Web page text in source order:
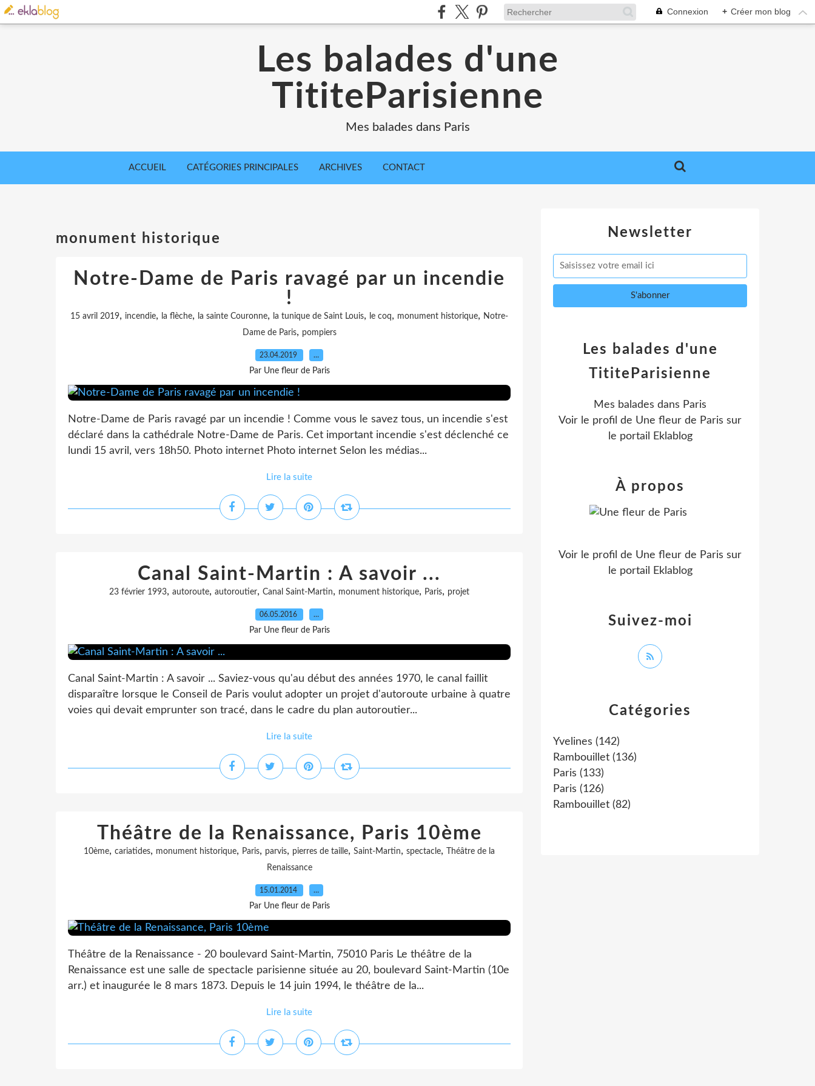
Connexion + Créer mon blog
Les balades d'une
TititeParisienne
Mes balades dans Paris
ACCUEIL CATÉGORIES PRINCIPALES ARCHIVES CONTACT
monument historique
Notre-Dame de Paris ravagé par un incendie
!
15 avril 2019, incendie, la flèche, la sainte Couronne, la tunique de Saint Louis, le coq, monument historique, Notre-
Dame de Paris, pompiers
23.04.2019 …
Par Une fleur de Paris
Notre-Dame de Paris ravagé par un incendie ! Comme vous le savez tous, un incendie s'est
déclaré dans la cathédrale Notre-Dame de Paris. Cet important incendie s'est déclenché ce
lundi 15 avril, vers 18h50. Photo internet Photo internet Selon les médias...
Lire la suite
Canal Saint-Martin : A savoir ...
23 février 1993, autoroute, autoroutier, Canal Saint-Martin, monument historique, Paris, projet
06.05.2016 …
Par Une fleur de Paris
Canal Saint-Martin : A savoir ... Saviez-vous qu'au début des années 1970, le canal faillit
disparaître lorsque le Conseil de Paris voulut adopter un projet d'autoroute urbaine à quatre
voies qui devait emprunter son tracé, dans le cadre du plan autoroutier...
Lire la suite
Théâtre de la Renaissance, Paris 10ème
10ème, cariatides, monument historique, Paris, parvis, pierres de taille, Saint-Martin, spectacle,
Théâtre de la
Renaissance
15.01.2014 …
Par Une fleur de Paris
Théâtre de la Renaissance - 20 boulevard Saint-Martin, 75010 Paris Le théâtre de la
Renaissance est une salle de spectacle parisienne située au 20, boulevard Saint-Martin (10e
arr.) et inaugurée le 8 mars 1873. Depuis le 14 juin 1994, le théâtre de la...
Lire la suite
Newsletter
Catégories
Yvelines (142)
Rambouillet (136)
Paris (133)
Paris (126)
Rambouillet (82)
Les balades d'une
TititeParisienne
Mes balades dans Paris
Voir le profil de Une fleur de Paris sur
le portail Eklablog
Suivez-moi
À propos
Voir le profil de Une fleur de Paris sur
le portail Eklablog